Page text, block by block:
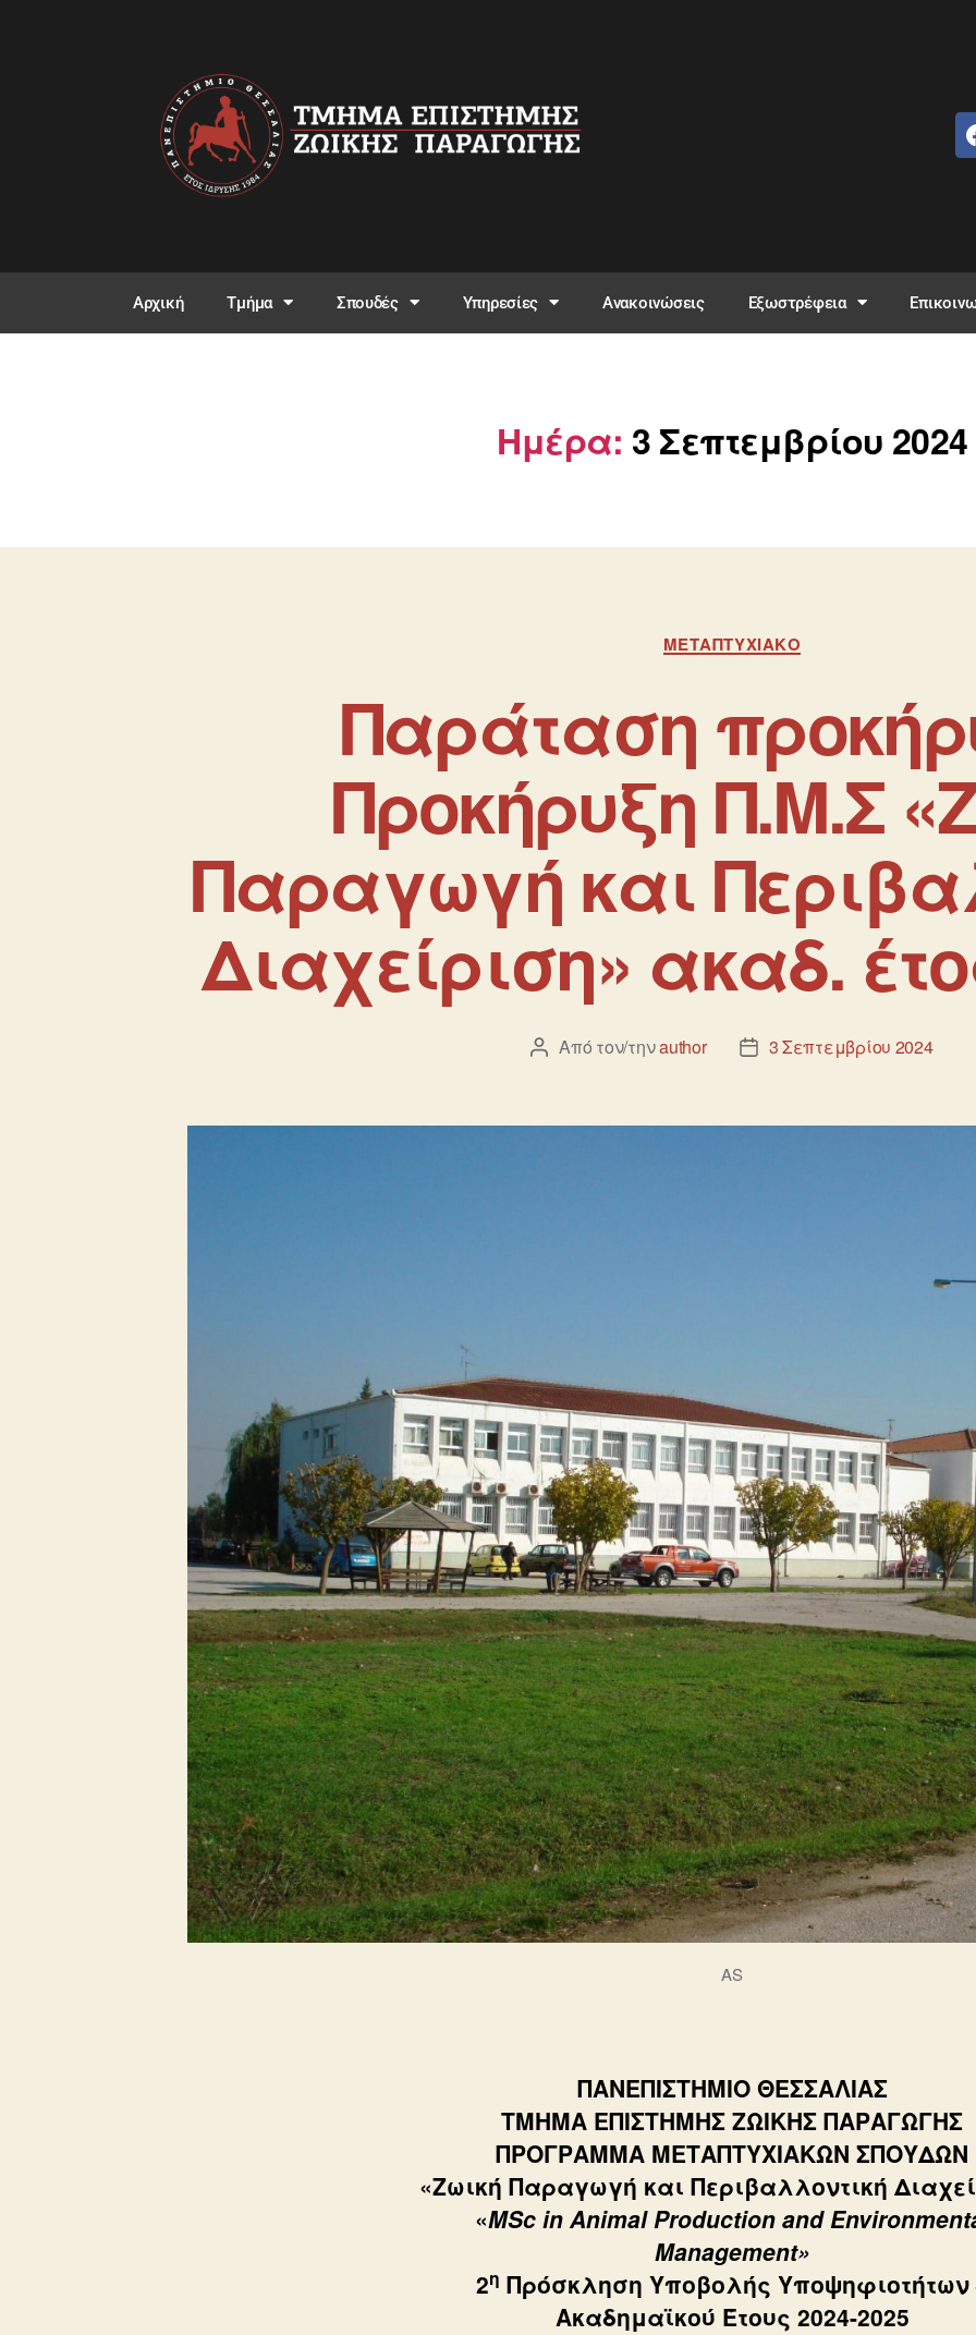
Αρχική Τμήμα Σπουδές Υπηρεσίες Ανακοινώσεις Εξωστρέφεια
Ημέρα: 3 Σεπτεμβρίου 2024
ΜΕΤΑΠΤΥΧΙΑΚΌ
Παράταση
Προκήρυξη Π.Μ.Σ
Παραγωγή και
Διαχείριση» ακαδ.
Από τον/τηνauthor 3 Σεπτεμβρίου 2024
AS
ΠΑΝΕΠΙΣΤΗΜΙΟ ΘΕΣΣΑΛΙΑΣ
ΤΜΗΜΑ ΕΠΙΣΤΗΜΗΣ ΖΩΙΚΗΣ ΠΑΡΑΓΩΓΗΣ
ΠΡΟΓΡΑΜΜΑ ΜΕΤΑΠΤΥΧΙΑΚΩΝ ΣΠΟΥΔΩΝ
«Ζωική Παραγωγή και Περιβαλλοντική
«MSc in Animal Production and
Management»
2η Πρόσκληση Υποβολής Υποψηφιοτήτων
Ακαδημαϊκού Έτους 2024-2025